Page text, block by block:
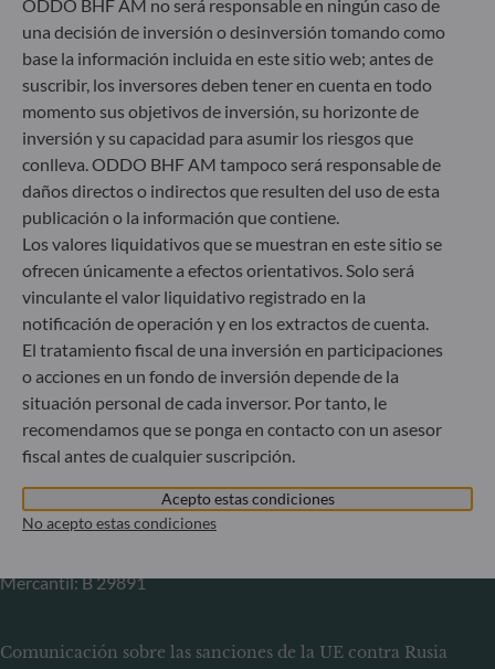
40217 Düsseldorf
Alemania
+49 (0) 211 239 24 01
Gallusanlage 8
60329 Frankfurt am Main
Alemania
+49 (0) 69 920 50 0
Sociedad Gestora de Carteras autorizada por la
Bundesanstalt für Finanzdienstleistungsaufsicht (“BaFin”)
Registro Comercial: HRB 11971 juzgado de primera
instancia de Düsseldorf
6, rue Gabriel Lippmann
L-5365 Munsbach
+352 45 76 76 245
Sociedad gestora de carteras autorizada por la Commission
Mercantil: B 29891
Comunicación sobre las sanciones de la UE contra Rusia
ODDO BHF AM no será responsable en ningún caso de
una decisión de inversión o desinversión tomando como
base la información incluida en este sitio web; antes de
suscribir, los inversores deben tener en cuenta en todo
momento sus objetivos de inversión, su horizonte de
inversión y su capacidad para asumir los riesgos que
conlleva. ODDO BHF AM tampoco será responsable de
daños directos o indirectos que resulten del uso de esta
publicación o la información que contiene.
Los valores liquidativos que se muestran en este sitio se
ofrecen únicamente a efectos orientativos. Solo será
vinculante el valor liquidativo registrado en la
notificación de operación y en los extractos de cuenta.
El tratamiento fiscal de una inversión en participaciones
o acciones en un fondo de inversión depende de la
situación personal de cada inversor. Por tanto, le
recomendamos que se ponga en contacto con un asesor
fiscal antes de cualquier suscripción.
Acepto estas condiciones
No acepto estas condiciones